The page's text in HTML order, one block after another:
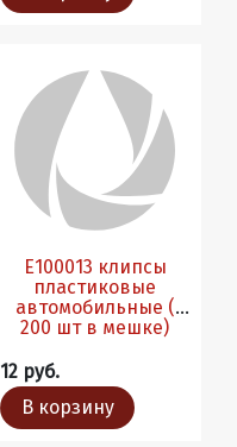
Е100013 клипсы
пластиковые
автомобильные (
200 шт в мешке)
12 руб.
В корзину